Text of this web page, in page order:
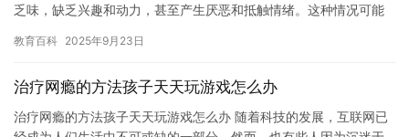
乏味，缺乏兴趣和动力，甚至产生厌恶和抵触情绪。这种情况可能
决。 厌…
教育百科 2025年9月23日
治疗网瘾的方法孩子天天玩游戏怎么办
治疗网瘾的方法孩子天天玩游戏怎么办 随着科技的发展，互联网已